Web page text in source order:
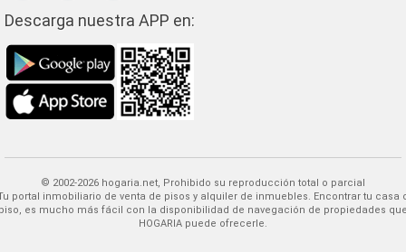
Descarga nuestra APP en:
© 2002-2026 hogaria.net, Prohibido su reproducción total o parcial
Encontrar tu casa o
es mucho más fácil con la disponibilidad de navegación de propiedades
HOGARIA puede ofrecerle.